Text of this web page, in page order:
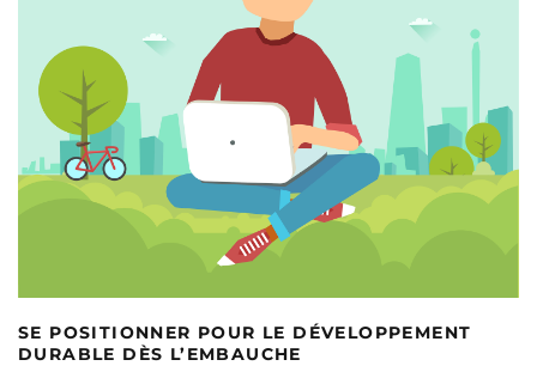
SE POSITIONNER POUR LE DÉVELOPPEMENT
DURABLE DÈS L’EMBAUCHE